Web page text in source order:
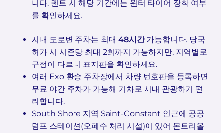
니다. 렌트 시 해당 기간에는 윈터 타이어 장착 여부
를 확인하세요.
시내 도로변 주차는 최대 48시간가능합니다. 당국
허가 시 시즌당 최대 2회까지 가능하지만, 지역별로
규정이 다르니 표지판을 확인하세요.
여러 Exo 환승 주차장에서 차량 번호판을 등록하면
무료 야간 주차가 가능해 기차로 시내 관광하기 편
리합니다.
South Shore 지역 Saint-Constant 인근에 공공
덤프 스테이션(오폐수 처리 시설)이 있어 몬트리올